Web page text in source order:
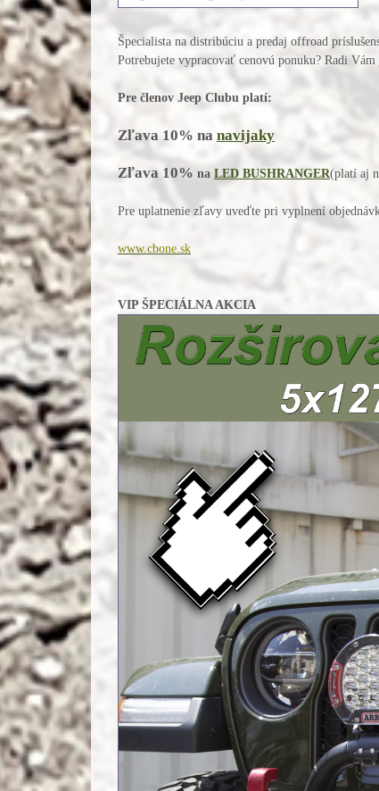
Špecialista na distribúciu a predaj offroad
Potrebujete vypracovať cenovú ponuku? Radi
Pre členov Jeep Clubu platí:
Zľava 10% na navijaky
Zľava 10% na LED BUSHRANGER(platí aj
Pre uplatnenie zľavy uveďte pri vyplnení
www.cbone.sk
VIP ŠPECIÁLNA AKCIA